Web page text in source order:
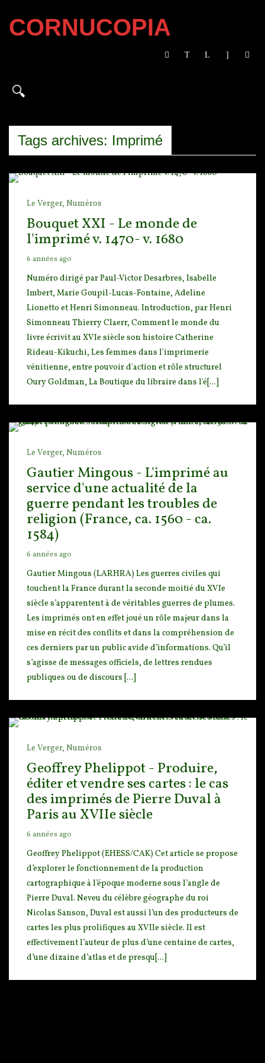
CORNUCOPIA
Tags archives: Imprimé
Le Verger, Numéros
Bouquet XXI - Le monde de
l'imprimé v. 1470- v. 1680
6 années ago
Numéro dirigé par Paul-Victor Desarbres, Isabelle
Imbert, Marie Goupil-Lucas-Fontaine, Adeline
Lionetto et Henri Simonneau. Introduction, par Henri
Simonneau Thierry Claerr, Comment le monde du
livre écrivit au XVIe siècle son histoire Catherine
Rideau-Kikuchi, Les femmes dans l'imprimerie
vénitienne, entre pouvoir d'action et rôle structurel
Oury Goldman, La Boutique du libraire dans l'é[...]
Le Verger, Numéros
Gautier Mingous - L'imprimé au
service d'une actualité de la
guerre pendant les troubles de
religion (France, ca. 1560 - ca.
1584)
6 années ago
Gautier Mingous (LARHRA) Les guerres civiles qui
touchent la France durant la seconde moitié du XVIe
siècle s’apparentent à de véritables guerres de plumes.
Les imprimés ont en effet joué un rôle majeur dans la
mise en récit des conflits et dans la compréhension de
ces derniers par un public avide d’informations. Qu’il
s’agisse de messages officiels, de lettres rendues
publiques ou de discours [...]
Le Verger, Numéros
Geoffrey Phelippot - Produire,
éditer et vendre ses cartes : le cas
des imprimés de Pierre Duval à
Paris au XVIIe siècle
6 années ago
Geoffrey Phelippot (EHESS/CAK) Cet article se propose
d’explorer le fonctionnement de la production
cartographique à l’époque moderne sous l’angle de
Pierre Duval. Neveu du célèbre géographe du roi
Nicolas Sanson, Duval est aussi l’un des producteurs de
cartes les plus prolifiques au XVIIe siècle. Il est
effectivement l’auteur de plus d’une centaine de cartes,
d’une dizaine d’atlas et de presqu[...]